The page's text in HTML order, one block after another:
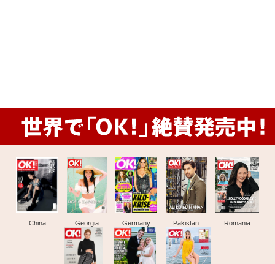
China Georgia Germany Pakistan Romania